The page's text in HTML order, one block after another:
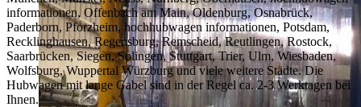
informationen, Offenbach am Main, Oldenburg, Osnabrück,
Paderborn, Pforzheim, hochhubwagen informationen, Potsdam,
Recklinghausen, Regensburg, Remscheid, Reutlingen, Rostock,
Saarbrücken, Siegen, Solingen, Stuttgart, Trier, Ulm, Wiesbaden,
Wolfsburg, Wuppertal Würzburg und viele weitere Städte. Die
Hubwagen mit lange Gabel sind in der Regel ca. 2-3 Werktagen bei
Ihnen.